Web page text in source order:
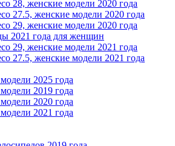
28, женские модели 2020 года
27.5, женские модели 2020 года
29, женские модели 2020 года
2021 года для женщин
29, женские модели 2021 года
27.5, женские модели 2021 года
2025 года
2019 года
2020 года
2021 года